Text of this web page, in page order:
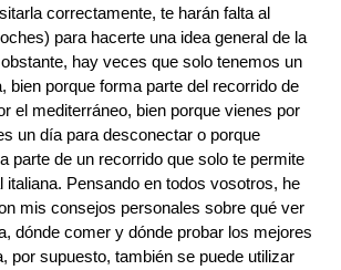
correctamente, te harán falta al
para hacerte una idea general de la
hay veces que solo tenemos un
bien porque forma parte del recorrido de
el mediterráneo, bien porque vienes por
un día para desconectar o porque
parte de un recorrido que solo te permite
italiana. Pensando en todos vosotros, he
mis consejos personales sobre qué ver
dónde comer y dónde probar los mejores
por supuesto, también se puede utilizar